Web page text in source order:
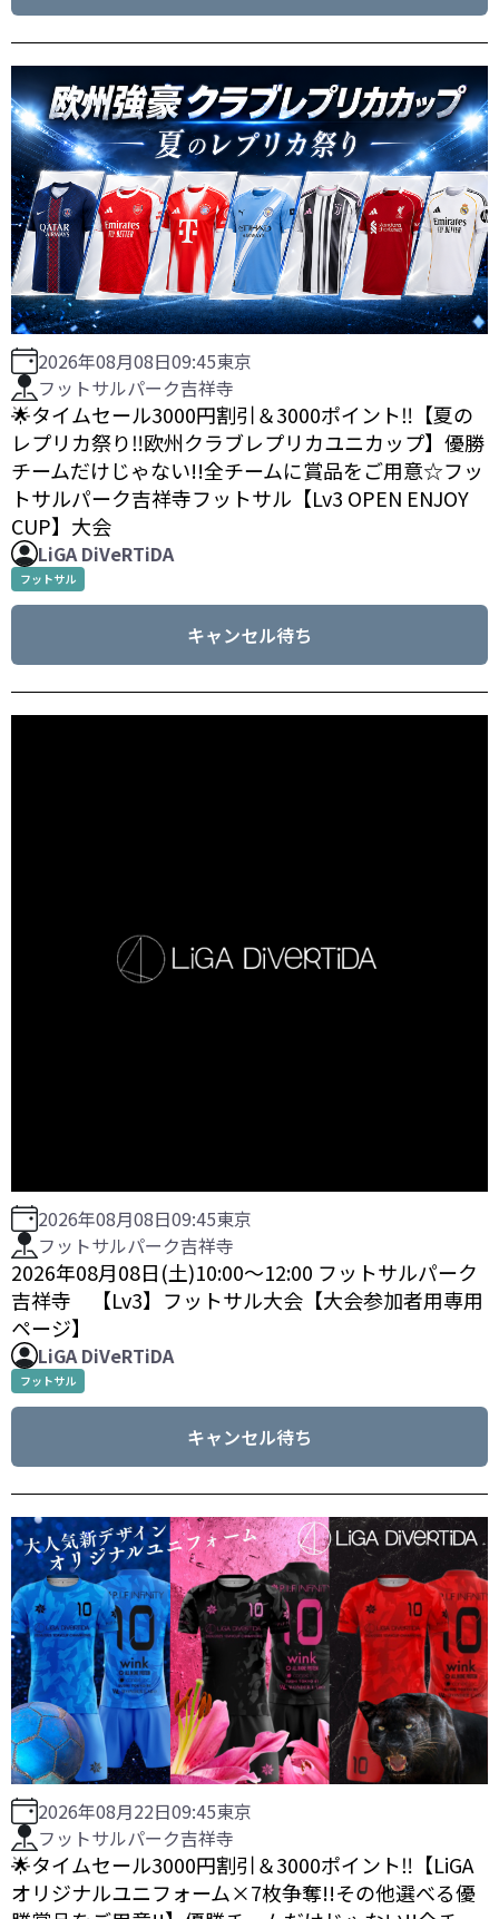
2026年08月08日09:45東京
フットサルパーク吉祥寺
🌟タイムセール3000円割引＆3000ポイント‼️【夏の
レプリカ祭り‼️欧州クラブレプリカユニカップ】優勝
チームだけじゃない!!全チームに賞品をご用意☆フッ
トサルパーク吉祥寺フットサル【Lv3 OPEN ENJOY
CUP】大会
LiGA DiVeRTiDA
フットサル
キャンセル待ち
2026年08月08日09:45東京
フットサルパーク吉祥寺
2026年08月08日(土)10:00〜12:00 フットサルパーク
吉祥寺 【Lv3】フットサル大会【大会参加者用専用
ページ】
LiGA DiVeRTiDA
フットサル
キャンセル待ち
2026年08月22日09:45東京
フットサルパーク吉祥寺
🌟タイムセール3000円割引＆3000ポイント‼️【LiGA
オリジナルユニフォーム×7枚争奪!!その他選べる優